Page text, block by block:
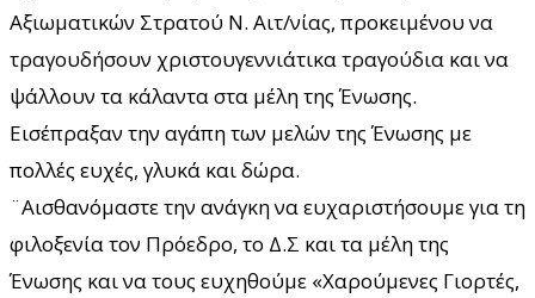
Αξιωματικών Στρατού Ν. Αιτ/νίας, προκειμένου να
τραγουδήσουν χριστουγεννιάτικα τραγούδια και να
ψάλλουν τα κάλαντα στα μέλη της Ένωσης.
Εισέπραξαν την αγάπη των μελών της Ένωσης με
πολλές ευχές, γλυκά και δώρα.
¨Αισθανόμαστε την ανάγκη να ευχαριστήσουμε για τη
φιλοξενία τον Πρόεδρο, το Δ.Σ και τα μέλη της
Ένωσης και να τους ευχηθούμε «Χαρούμενες Γιορτές,